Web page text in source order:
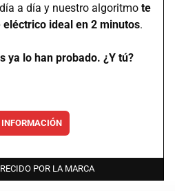
a día y nuestro algoritmo te
ideal en 2 minutos.
ya lo han probado. ¿Y tú?
POR LA MARCA